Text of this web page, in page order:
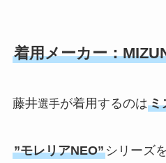
着用メーカー：
藤井選手が着用するのはミ
”モレリアNEO”シリーズ